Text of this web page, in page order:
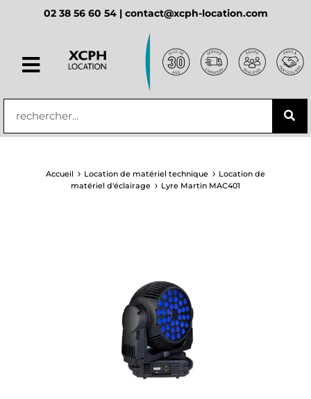
principal02 38 56 60 54 | contact@xcph-location.com
Accueil Location de matériel technique
Location de
matériel d'éclairage
Lyre Martin MAC401